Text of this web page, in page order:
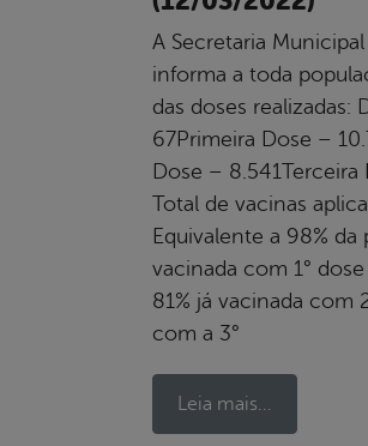
A Secretaria Municipal
informa a toda
das doses realizadas:
67Primeira Dose –
Dose – 8.541Terceira
Total de vacinas
Equivalente a 98% da
vacinada com 1°
81% já vacinada com
com a 3°
Leia mais...